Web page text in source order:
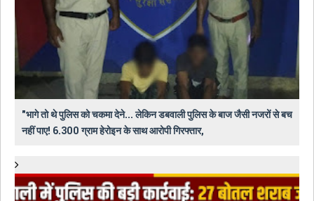
"भागे तो थे पुलिस को चकमा देने... लेकिन डबवाली पुलिस के बाज जैसी नजरों से बच
नहीं पाए! 6.300 ग्राम हेरोइन के साथ आरोपी गिरफ्तार,